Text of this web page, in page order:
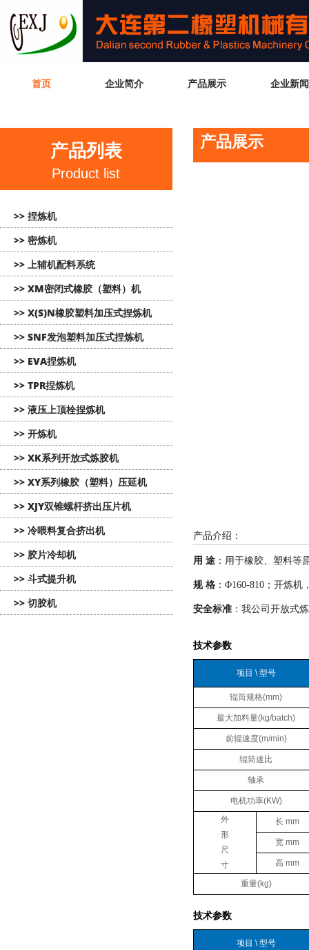
首页 企业简介 产品展示 企业新闻
产品列表
Product list
>> 捏炼机
>> 密炼机
>> 上辅机配料系统
>> XM密闭式橡胶（塑料）机
>> X(S)N橡胶塑料加压式捏炼机
>> SNF发泡塑料加压式捏炼机
>> EVA捏炼机
>> TPR捏炼机
>> 液压上顶栓捏炼机
>> 开炼机
>> XK系列开放式炼胶机
>> XY系列橡胶（塑料）压延机
>> XJY双锥螺杆挤出压片机
>> 冷喂料复合挤出机
>> 胶片冷却机
>> 斗式提升机
>> 切胶机
产品展示
产品介绍：
用 途 ：用于橡胶、塑料等
规 格 ：Φ160-810；开炼
安全标准 ：我公司开放式
技术参数
项目 \ 型号
辊筒规格(mm)
最大加料量(kg/batch)
前辊速度(m/min)
辊筒速比
轴承
电机功率(KW)
外
形
尺
寸
长 mm
宽 mm
高 mm
重量(kg)
技术参数
项目 \ 型号